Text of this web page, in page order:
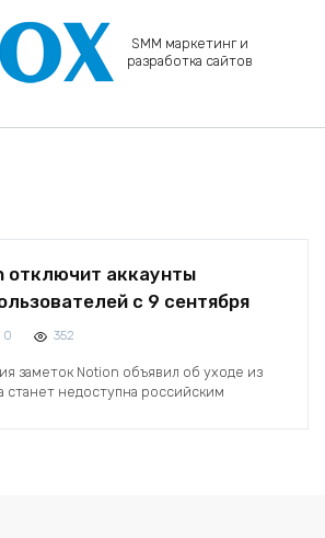
SMM маркетинг и
разработка сайтов
отключит аккаунты
с 9 сентября
0 352
заметок Notion объявил об уходе из
станет недоступна российским